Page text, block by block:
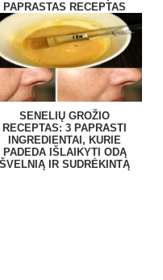
PAPRASTAS RECEPTAS
NAMUOSE
SENELIŲ GROŽIO
RECEPTAS: 3 PAPRASTI
INGREDIENTAI, KURIE
PADEDA IŠLAIKYTI ODĄ
ŠVELNIĄ IR SUDRĖKINTĄ